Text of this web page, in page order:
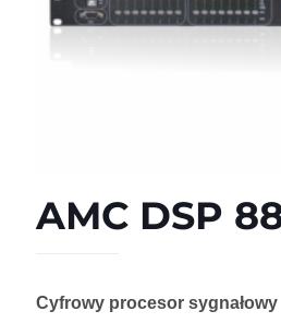
AMC DSP
Cyfrowy procesor sygnałowy